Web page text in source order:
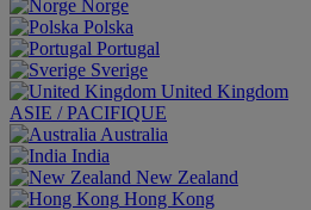
Norge
Polska
Portugal
Sverige
United Kingdom
ASIE / PACIFIQUE
Australia
India
New Zealand
Hong Kong